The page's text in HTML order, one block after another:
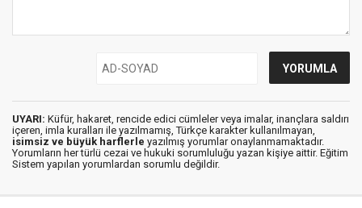
UYARI: Küfür, hakaret, rencide edici cümleler veya imalar, inançlara saldırı
içeren, imla kuralları ile yazılmamış, Türkçe karakter kullanılmayan,
isimsiz ve büyük harflerle yazılmış yorumlar onaylanmamaktadır.
Yorumların her türlü cezai ve hukuki sorumluluğu yazan kişiye aittir. Eğitim
Sistem yapılan yorumlardan sorumlu değildir.